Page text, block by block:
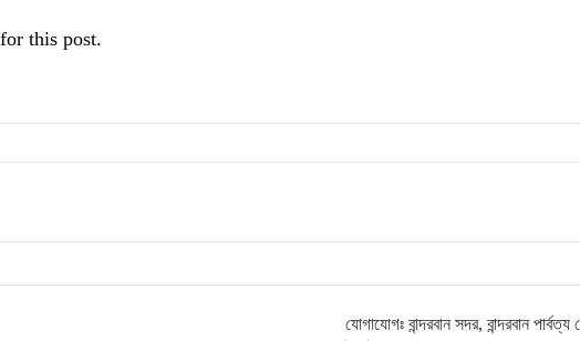
this post.
যোগাযোগঃ বান্দরবান সদর, বান্দরবান পার্বত্য